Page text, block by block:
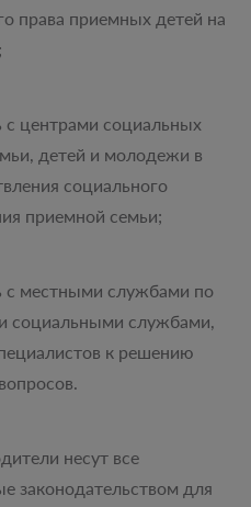
права приемных детей на
с центрами социальных
детей и молодежи в
социального
приемной семьи;
с местными службами по
социальными службами,
к решению
несут все
законодательством для